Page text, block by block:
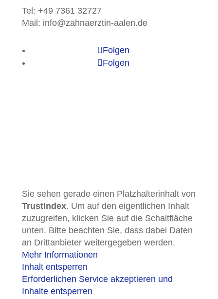
Tel: +49 7361 32727
Mail: info@zahnaerztin-aalen.de
Folgen
Folgen
Sie sehen gerade einen Platzhalterinhalt von
TrustIndex. Um auf den eigentlichen Inhalt
zuzugreifen, klicken Sie auf die Schaltfläche
unten. Bitte beachten Sie, dass dabei Daten
an Drittanbieter weitergegeben werden.
Mehr Informationen
Inhalt entsperren
Erforderlichen Service akzeptieren und
Inhalte entsperren